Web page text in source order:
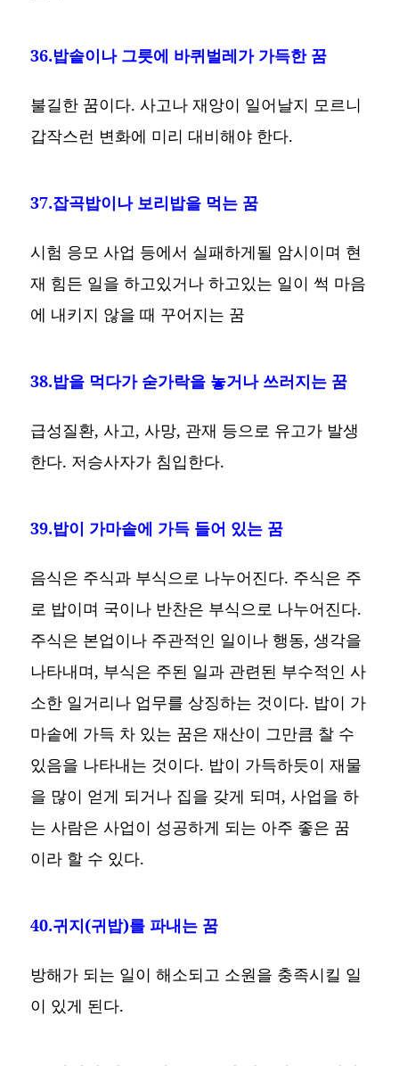
36.밥솥이나 그릇에 바퀴벌레가 가득한 꿈
불길한 꿈이다. 사고나 재앙이 일어날지 모르니
갑작스런 변화에 미리 대비해야 한다.
37.잡곡밥이나 보리밥을 먹는 꿈
시험 응모 사업 등에서 실패하게될 암시이며 현
재 힘든 일을 하고있거나 하고있는 일이 썩 마음
에 내키지 않을 때 꾸어지는 꿈
38.밥을 먹다가 숟가락을 놓거나 쓰러지는 꿈
급성질환, 사고, 사망, 관재 등으로 유고가 발생
한다. 저승사자가 침입한다.
39.밥이 가마솥에 가득 들어 있는 꿈
음식은 주식과 부식으로 나누어진다. 주식은 주
로 밥이며 국이나 반찬은 부식으로 나누어진다.
주식은 본업이나 주관적인 일이나 행동, 생각을
나타내며, 부식은 주된 일과 관련된 부수적인 사
소한 일거리나 업무를 상징하는 것이다. 밥이 가
마솥에 가득 차 있는 꿈은 재산이 그만큼 찰 수
있음을 나타내는 것이다. 밥이 가득하듯이 재물
을 많이 얻게 되거나 집을 갖게 되며, 사업을 하
는 사람은 사업이 성공하게 되는 아주 좋은 꿈
이라 할 수 있다.
40.귀지(귀밥)를 파내는 꿈
방해가 되는 일이 해소되고 소원을 충족시킬 일
이 있게 된다.